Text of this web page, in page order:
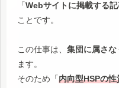
「Webサイトに掲載する
ことです。
この仕事は、 集団に属さ
ます。
そのため「内向型HSPの